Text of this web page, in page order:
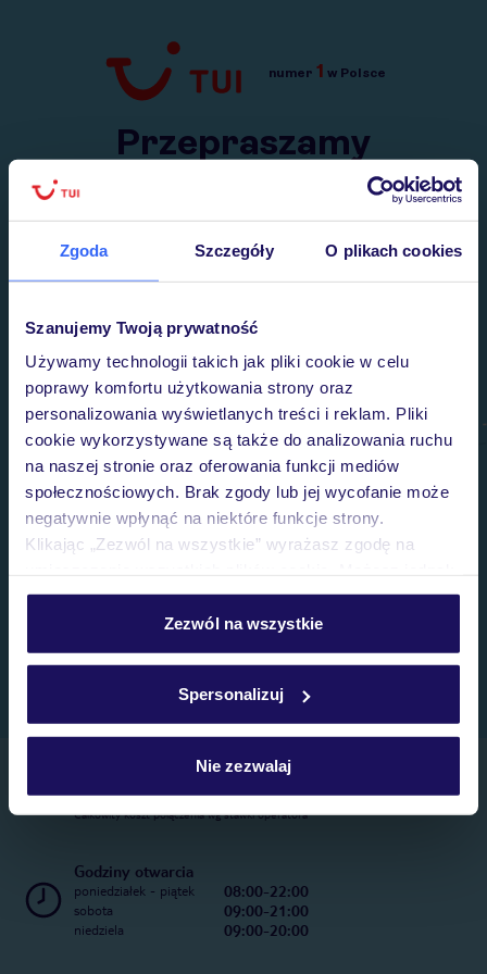
Zgoda Szczegóły O plikach cookies
Szanujemy Twoją prywatność
Używamy technologii takich jak pliki cookie w celu
poprawy komfortu użytkowania strony oraz
personalizowania wyświetlanych treści i reklam. Pliki
cookie wykorzystywane są także do analizowania ruchu
na naszej stronie oraz oferowania funkcji mediów
społecznościowych. Brak zgody lub jej wycofanie może
negatywnie wpłynąć na niektóre funkcje strony.
Klikając „Zezwól na wszystkie” wyrażasz zgodę na
personalizować swój wybór wchodząc w zakładkę
Szczegółowe informacje o plikach cookie znajdziesz
Zezwól na wszystkie
Spersonalizuj
Nie zezwalaj
Przejdź do TUI.pl
numer 1 w Polsce
Przepraszamy
Wysłaliśmy nasz serwis na krótkie wakacje.
Telefoniczne Centrum Rezerwacji
22 270 31 20
Całkowity koszt połączenia wg stawki operatora
Godziny otwarcia
poniedziałek - piątek 08:00-22:00
sobota 09:00-21:00
niedziela 09:00-20:00